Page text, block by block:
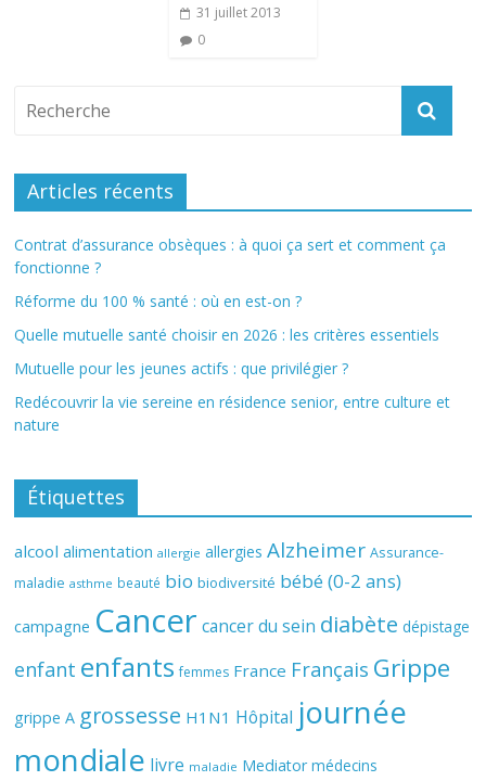
31 juillet 2013
0
Articles récents
Contrat d’assurance obsèques : à quoi ça sert et comment ça
fonctionne ?
Réforme du 100 % santé : où en est-on ?
Quelle mutuelle santé choisir en 2026 : les critères essentiels
Mutuelle pour les jeunes actifs : que privilégier ?
Redécouvrir la vie sereine en résidence senior, entre culture et
nature
Étiquettes
alcool alimentation allergie allergies Alzheimer Assurance-
maladie asthme beauté bio biodiversité bébé (0-2 ans)
campagne Cancer cancer du sein diabète dépistage
enfant enfants femmes France Français Grippe
grippe A grossesse H1N1 Hôpital journée
mondiale livre maladie Mediator médecins